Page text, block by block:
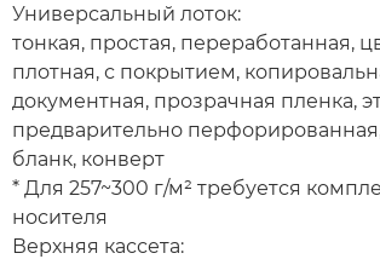
Универсальный лоток:
тонкая, простая, переработанная,
плотная, с покрытием,
документная, прозрачная пленка,
предварительно
бланк, конверт
* Для 257~300 г/м² требуется
носителя
Верхняя кассета: